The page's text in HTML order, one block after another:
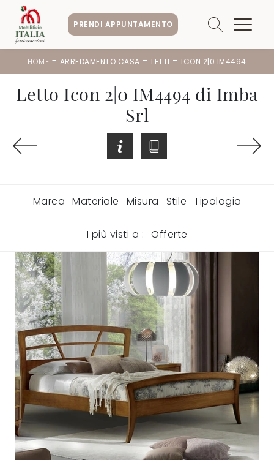
PRENDI APPUNTAMENTO
HOME - ARREDAMENTO CASA - LETTI - ICON 2|0 IM4494
Letto Icon 2|0 IM4494 di Imba
Srl
Marca Materiale Misura Stile Tipologia
I più visti a : Offerte